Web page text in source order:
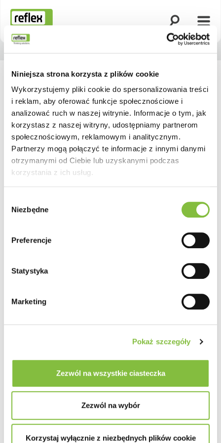
Niniejsza strona korzysta z plików cookie
Wykorzystujemy pliki cookie do spersonalizowania treści
i reklam, aby oferować funkcje społecznościowe i
analizować ruch w naszej witrynie. Informacje o tym, jak
korzystasz z naszej witryny, udostępniamy partnerom
społecznościowym, reklamowym i analitycznym.
Partnerzy mogą połączyć te informacje z innymi danymi
otrzymanymi od Ciebie lub uzyskanymi podczas
korzystania z ich usług.
zgody
Niezbędne
Preferencje
Statystyka
Marketing
Pokaż szczegóły
Zezwól na wszystkie ciasteczka
Zezwól na wybór
Korzystaj wyłącznie z niezbędnych plików cookie
Strona główna
Otwórz